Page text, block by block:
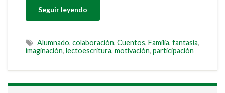
Seguir leyendo
Alumnado, colaboración, Cuentos, Familia, fantasía,
imaginación, lectoescritura, motivación, participación